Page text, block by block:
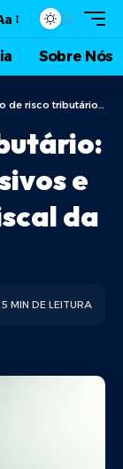
Sobre Nós
Como prevenir passivos e proteger a saúde fiscal da empresa?
e
da
5 MIN DE LEITURA